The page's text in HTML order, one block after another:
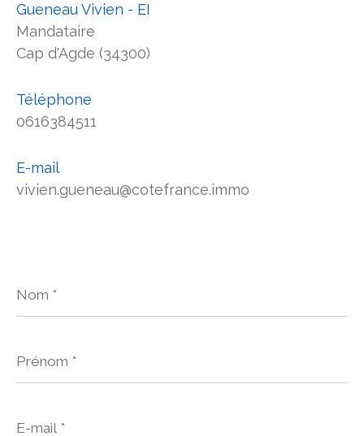
Gueneau Vivien - EI
Mandataire
Cap d'Agde (34300)
Téléphone
0616384511
E-mail
vivien.gueneau@cotefrance.immo
*
*
mail